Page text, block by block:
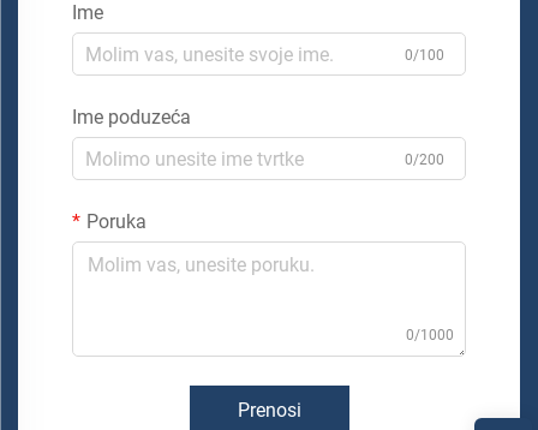
Ime
0/100
Ime poduzeća
0/200
Poruka
0/1000
Prenosi